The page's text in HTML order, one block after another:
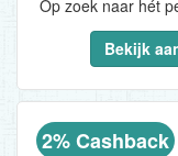
Bekijk
2% Cashback